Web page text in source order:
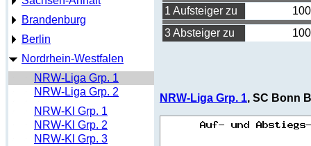
Brandenburg
Berlin
Nordrhein-Westfalen
NRW-Liga Grp. 1
NRW-Liga Grp. 2
NRW-Kl Grp. 1
NRW-Kl Grp. 2
NRW-Kl Grp. 3
1 Aufsteiger zu
3 Absteiger zu
NRW-Liga Grp. 1, SC Bonn